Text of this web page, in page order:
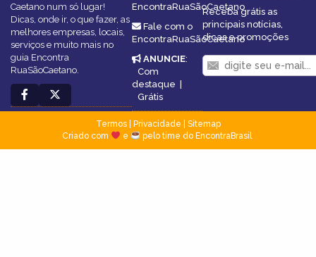
Caetano num só lugar!
Dicas, onde ir, o que fazer, as
melhores empresas, locais,
serviços e muito mais no
guia Encontra
RuaSãoCaetano.
EncontraRuaSãoCaetano
Fale com o
EncontraRuaSãoCaetano
ANUNCIE:
Com
destaque |
Grátis
Receba grátis as
principais notícias,
dicas e promoções
Termos| Privacidade
Sitemap
Criado com
e pelo time do EncontraBrasil